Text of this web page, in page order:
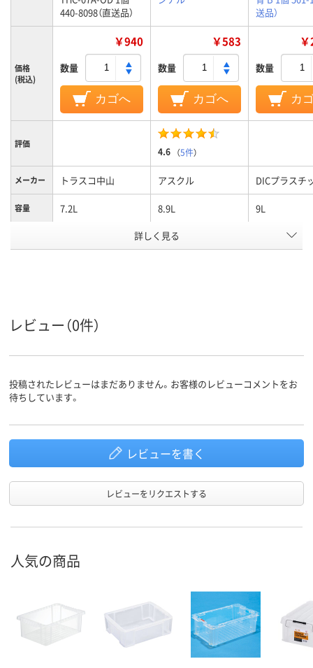
440-8098（直送品）
送品）
価格
(税込)
￥940
数量
カゴへ
￥583
数量
カゴへ
数量
カ
評価
4.6 （5件）
メーカー トラスコ中山 アスクル DICプラスチ
容量 7.2L 8.9L 9L
95
詳しく見る
レビュー（0件）
投稿されたレビューはまだありません。お客様のレビューコメントをお
待ちしています。
レビューを書く
レビューをリクエストする
人気の商品